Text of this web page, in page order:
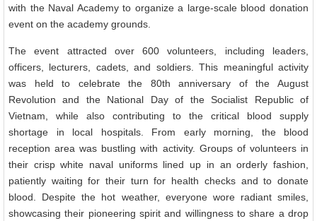
with the Naval Academy to organize a large-scale blood donation
event on the academy grounds.
The event attracted over 600 volunteers, including leaders,
officers, lecturers, cadets, and soldiers. This meaningful activity
was held to celebrate the 80th anniversary of the August
Revolution and the National Day of the Socialist Republic of
Vietnam, while also contributing to the critical blood supply
shortage in local hospitals. From early morning, the blood
reception area was bustling with activity. Groups of volunteers in
their crisp white naval uniforms lined up in an orderly fashion,
patiently waiting for their turn for health checks and to donate
blood. Despite the hot weather, everyone wore radiant smiles,
showcasing their pioneering spirit and willingness to share a drop